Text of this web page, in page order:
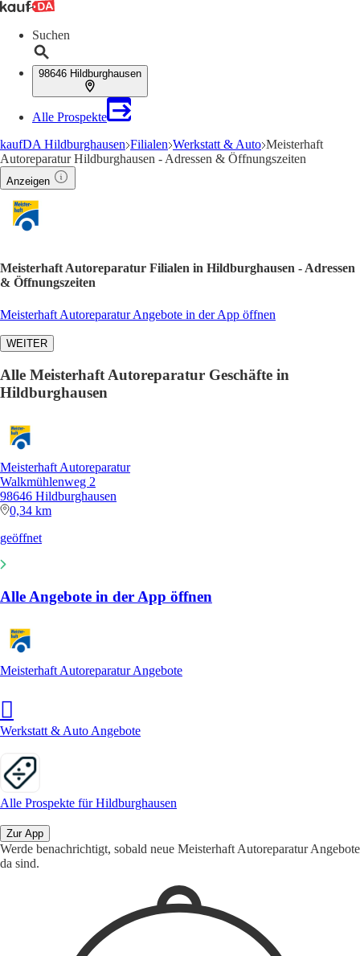
Suchen
98646 Hildburghausen
Alle Prospekte
kaufDA Hildburghausen Filialen Werkstatt & Auto Meisterhaft
Autoreparatur Hildburghausen - Adressen & Öffnungszeiten
Anzeigen
Meisterhaft Autoreparatur Filialen in Hildburghausen - Adressen
& Öffnungszeiten
Meisterhaft Autoreparatur Angebote in der App öffnen
WEITER
Alle Meisterhaft Autoreparatur Geschäfte in
Hildburghausen
Meisterhaft Autoreparatur
Walkmühlenweg 2
98646 Hildburghausen
0,34 km
geöffnet
Alle Angebote in der App öffnen
Meisterhaft Autoreparatur Angebote
Werkstatt & Auto Angebote
Alle Prospekte für Hildburghausen
Zur App
Werde benachrichtigt, sobald neue Meisterhaft Autoreparatur Angebote
da sind.